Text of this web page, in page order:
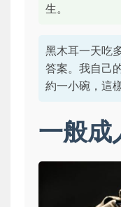
生。
黑木耳一天吃
答案。我自己
約一小碗，這
一般成